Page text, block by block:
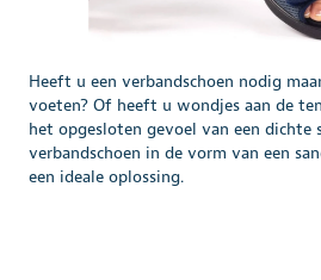
Heeft u een verbandschoen nodig
voeten? Of heeft u wondjes aan de
het opgesloten gevoel van een dichte
verbandschoen in de vorm van een
een ideale oplossing.